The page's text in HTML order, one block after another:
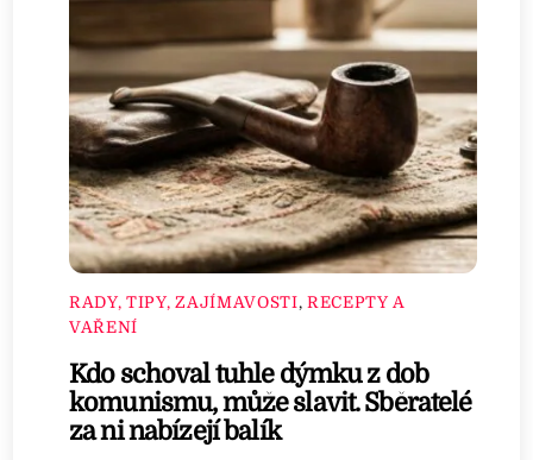
RADY, TIPY, ZAJÍMAVOSTI, RECEPTY A
VAŘENÍ
Kdo schoval tuhle dýmku z dob
komunismu, může slavit. Sběratelé
za ni nabízejí balík